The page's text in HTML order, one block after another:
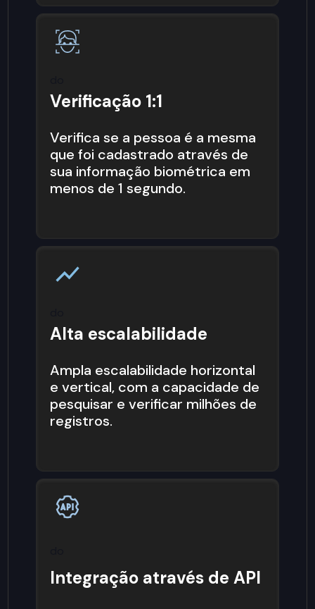
Verificação 1:1
Verifica se a pessoa é a mesma
que foi cadastrado através de
sua informação biométrica em
menos de 1 segundo.
Alta escalabilidade
Ampla escalabilidade horizontal
e vertical, com a capacidade de
pesquisar e verificar milhões de
registros.
Integração através de API